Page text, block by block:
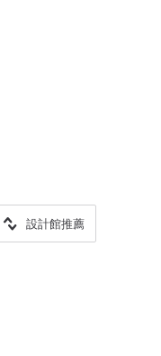
設計館推薦